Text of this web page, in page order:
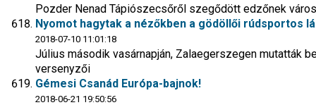
Pozder Nenad Tápiószecsőről szegődött edzőnek
Nyomot hagytak a nézőkben a gödöllői rúdsportos
2018-07-10 11:01:18
Július második vasárnapján, Zalaegerszegen mutatták
versenyzői
Gémesi Csanád Európa-bajnok!
2018-06-21 19:50:56